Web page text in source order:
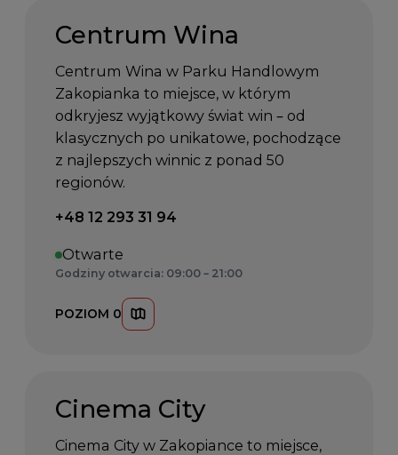
Centrum Wina
Centrum Wina w Parku Handlowym
Zakopianka to miejsce, w którym
odkryjesz wyjątkowy świat win – od
klasycznych po unikatowe, pochodzące
z najlepszych winnic z ponad 50
regionów.
Telefon kontaktowy:
+48 12 293 31 94
Otwarte
Godziny otwarcia: 09:00 – 21:00
POZIOM 0
Cinema City
Cinema City w Zakopiance to miejsce,